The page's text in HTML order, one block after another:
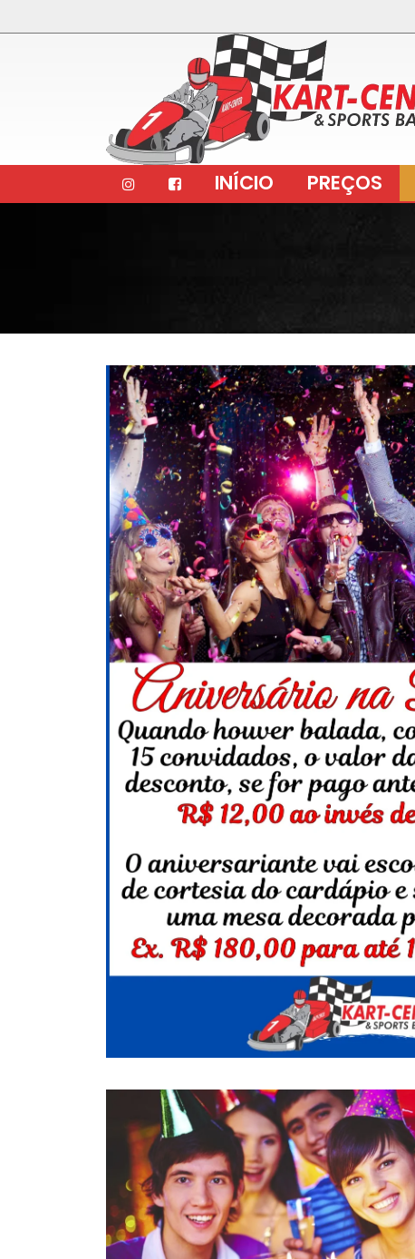
INÍCIO PREÇOS